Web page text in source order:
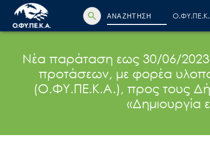
Search
for:
Search Button
Νέα παράταση εως 30/06/
προτάσεων, με φορέα
(Ο.ΦΥ.ΠΕ.Κ.Α.), προς τους
«Δημιουργία